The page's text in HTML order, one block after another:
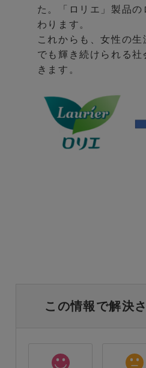
た。「ロリエ」製品
わります。
これからも、女性の生
でも輝き続けられる
きます。
この情報で解決